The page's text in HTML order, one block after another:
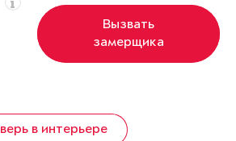
Вызвать
замерщика
в интерьере